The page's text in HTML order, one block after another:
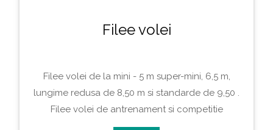
Filee volei
Filee volei de la mini - 5 m super-mini, 6,5 m,
lungime redusa de 8,50 m si standarde de 9,50 .
Filee volei de antrenament si competitie